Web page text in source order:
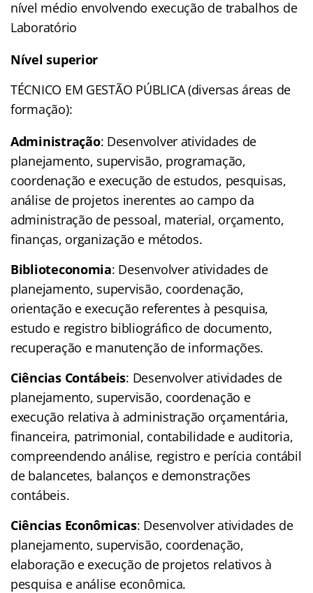
nível médio envolvendo execução de trabalhos de
Laboratório
Nível superior
TÉCNICO EM GESTÃO PÚBLICA (diversas áreas de
formação):
Administração: Desenvolver atividades de
planejamento, supervisão, programação,
coordenação e execução de estudos, pesquisas,
análise de projetos inerentes ao campo da
administração de pessoal, material, orçamento,
finanças, organização e métodos.
Biblioteconomia: Desenvolver atividades de
planejamento, supervisão, coordenação,
orientação e execução referentes à pesquisa,
estudo e registro bibliográfico de documento,
recuperação e manutenção de informações.
Ciências Contábeis: Desenvolver atividades de
planejamento, supervisão, coordenação e
execução relativa à administração orçamentária,
financeira, patrimonial, contabilidade e auditoria,
compreendendo análise, registro e perícia contábil
de balancetes, balanços e demonstrações
contábeis.
Ciências Econômicas: Desenvolver atividades de
planejamento, supervisão, coordenação,
elaboração e execução de projetos relativos à
pesquisa e análise econômica.